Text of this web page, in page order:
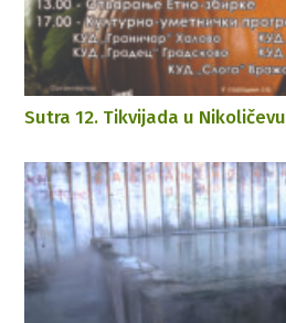
Sutra 12. Tikvijada u Nikoličevu